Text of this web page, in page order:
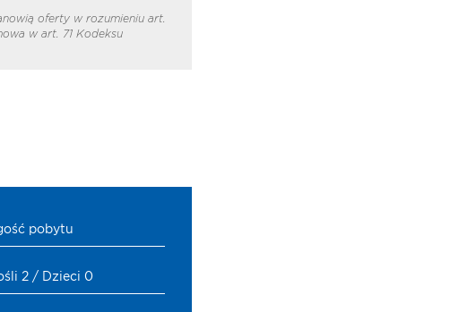
oferty w rozumieniu art.
w art. 71 Kodeksu
pobytu
2 / Dzieci 0